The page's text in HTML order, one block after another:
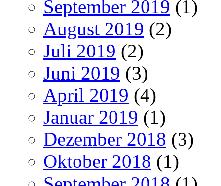
September 2019 (1)
August 2019 (2)
Juli 2019 (2)
Juni 2019 (3)
April 2019 (4)
Januar 2019 (1)
Dezember 2018 (3)
Oktober 2018 (1)